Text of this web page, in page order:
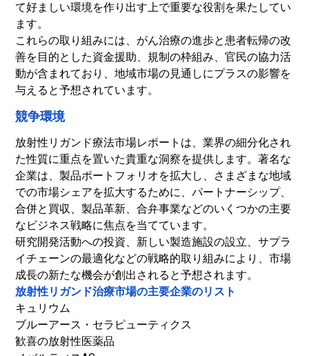
て好ましい環境を作り出す上で重要な役割を果たしてい
ます。
これらの取り組みには、がん治療の進歩と患者転帰の改
善を目的とした資金援助、規制の枠組み、官民の協力活
動が含まれており、地域市場の見通しにプラスの影響を
与えると予想されています。
競争環境
放射性リガンド療法市場レポートは、業界の細分化され
た性質に重点を置いた貴重な洞察を提供します。著名な
企業は、製品ポートフォリオを拡大し、さまざまな地域
での市場シェアを拡大​​するために、パートナーシップ、
合併と買収、製品革新、合弁事業などのいくつかの主要
なビジネス戦略に焦点を当てています。
研究開発活動への投資、新しい製造施設の設立、サプラ
イチェーンの最適化などの戦略的取り組みにより、市場
成長の新たな機会が創出されると予想されます。
放射性リガンド治療市場の主要企業のリスト
キュリウム
ブルーアース・セラピューティクス
歓喜の放射性医薬品